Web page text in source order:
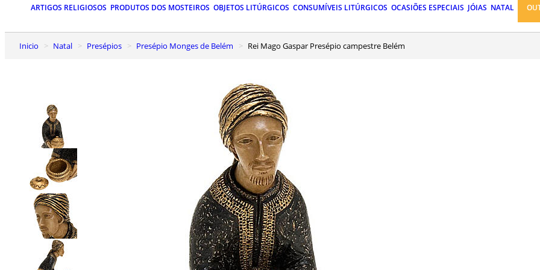
ARTIGOS RELIGIOSOS PRODUTOS DOS MOSTEIROS OBJETOS LITÚRGICOS CONSUMÍVEIS LITÚRGICOS OCASIÕES ESPECIAIS JÓIAS NATAL
Inicio Natal Presépios Presépio Monges de Belém Rei Mago Gaspar Presépio campestre Belém